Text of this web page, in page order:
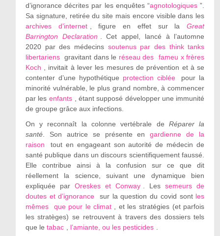
d’ignorance décrites par les enquêtes “agnotologiques ”.
Sa signature, retirée du site mais encore visible dans les
archives d’internet
, figure en effet sur laGreat
Barrington Declaration
. Cet appel, lancé à l’automne
2020 par des médecins soutenus par des think tanks
libertariens gravitant dans le réseau des fameu x frères
Koch
, invitait à lever les mesures de prévention et à se
contenter d’une hypothétique protection ciblée
pour la
minorité vulnérable, le plus grand nombre, à commencer
par les enfants
, étant supposé développer une immunité
de groupe grâce aux infections.
On y reconnaît la colonne vertébrale de Réparer la
santé. Son autrice se présente engardienne de la
raison
tout en engageant son autorité de médecin de
santé publique dans un discours scientifiquement faussé.
Elle contribue ainsi à la confusion sur ce que dit
réellement la science, suivant une dynamique bien
expliquée par Oreskes et Conway . Lessemeurs de
doutes et d’ignorance
sur la question du covid sont les
mêmes
que pour le climat
, et les stratégies (et parfois
les stratèges) se retrouvent à travers des dossiers tels
que le tabac l’amiante, ou les pesticides